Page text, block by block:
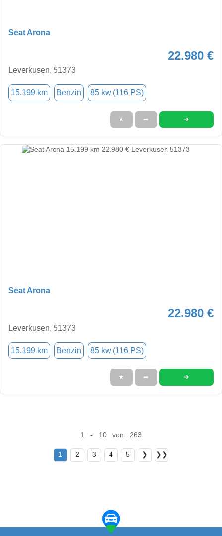
Seat Arona
22.980 €
Leverkusen, 51373
15.199 km Benzin 85 kw (116 PS)
★ ➦ ➜
Seat Arona
22.980 €
Leverkusen, 51373
15.199 km Benzin 85 kw (116 PS)
★ ➦ ➜
1 - 10 von 263
1 2 3 4 5 ❯ ❯❯